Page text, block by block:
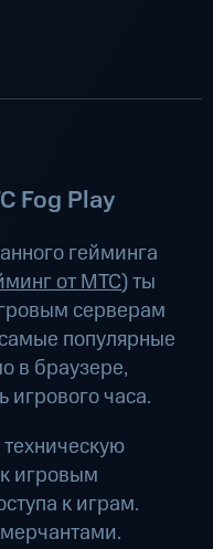
Fog Play
гейминга
от МТС) ты
серверам
популярные
в браузере,
игрового часа.
игровым
к играм.